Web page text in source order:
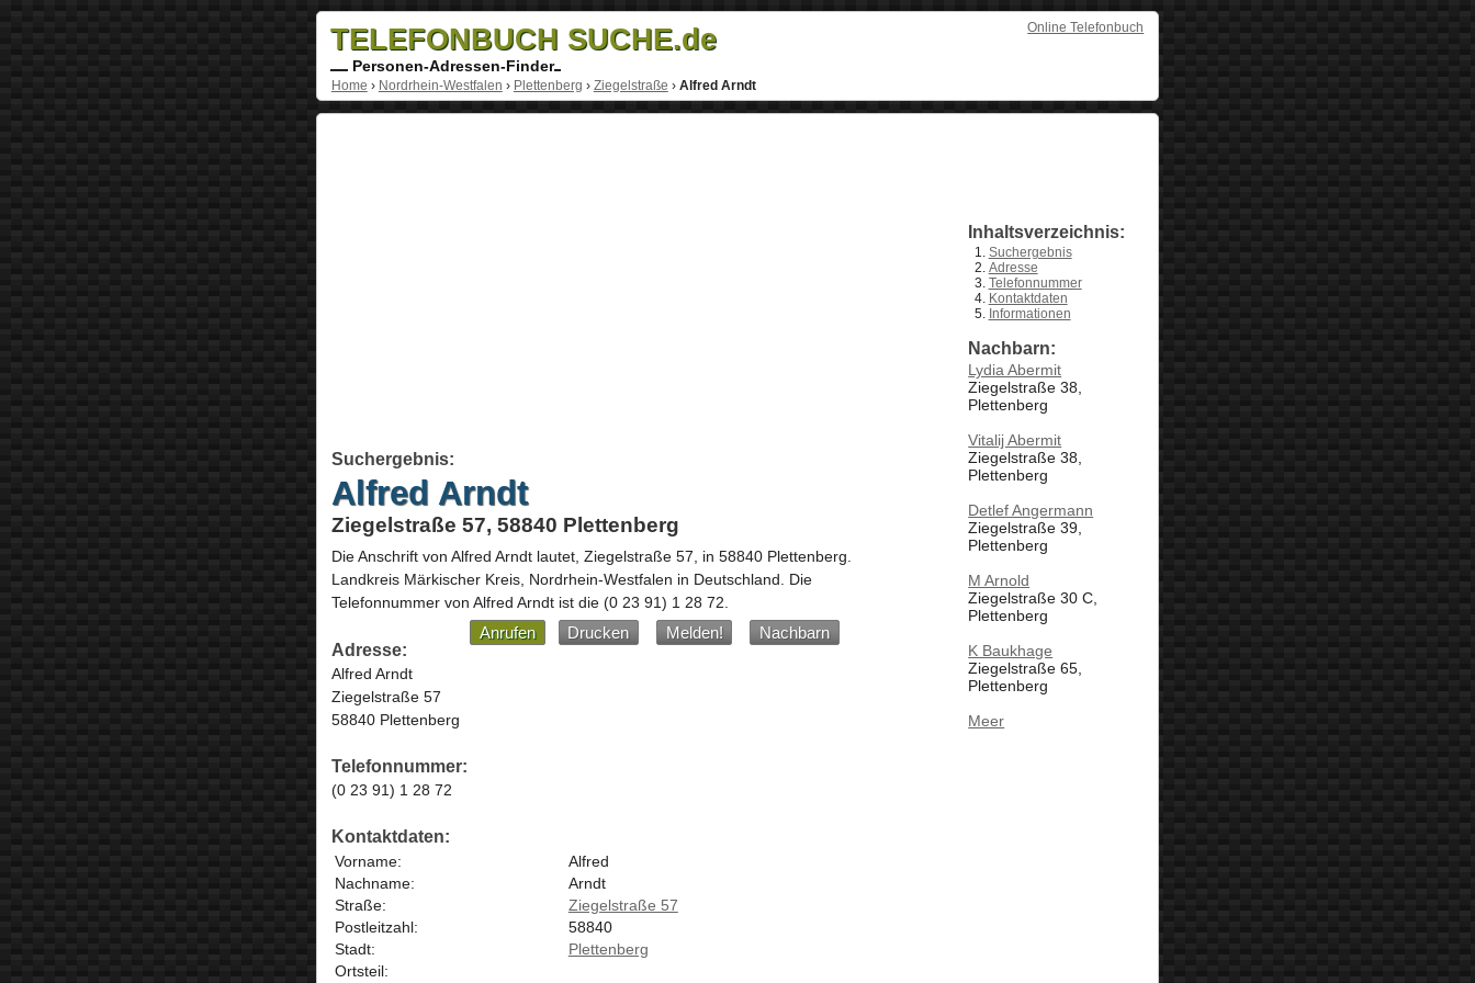
Online Telefonbuch
TELEFONBUCH SUCHE.de
Personen-Adressen-Finder
Home › Nordrhein-Westfalen › Plettenberg › Ziegelstraße › Alfred Arndt
Suchergebnis:
Alfred Arndt
Ziegelstraße 57, 58840 Plettenberg
Die Anschrift von Alfred Arndtlautet, Ziegelstraße 57, in 58840 Plettenberg.
Landkreis Märkischer Kreis, Nordrhein-Westfalen in Deutschland. Die
Telefonnummer von Alfred Arndt ist die (0 23 91) 1 28 72.
Anrufen Drucken Melden!
Nachbarn
Adresse:
Alfred Arndt
Ziegelstraße 57
58840 Plettenberg
Telefonnummer:
(0 23 91) 1 28 72
Kontaktdaten:
Vorname:
Alfred
Nachname:
Arndt
Straße:
Ziegelstraße 57
Postleitzahl:
58840
Stadt:
Plettenberg
Ortsteil:
Inhaltsverzeichnis:
Suchergebnis
Adresse
Telefonnummer
Kontaktdaten
Informationen
Nachbarn:
Lydia Abermit
Ziegelstraße 38,
Plettenberg
Vitalij Abermit
Ziegelstraße 38,
Plettenberg
Detlef Angermann
Ziegelstraße 39,
Plettenberg
M Arnold
Ziegelstraße 30 C,
Plettenberg
K Baukhage
Ziegelstraße 65,
Plettenberg
Meer